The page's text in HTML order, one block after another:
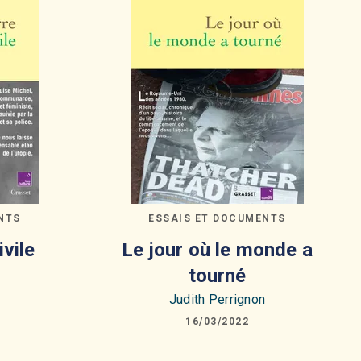
ESSAIS ET DOCUMENTS
Le jour où le monde a
tourné
Judith Perrignon
16/03/2022